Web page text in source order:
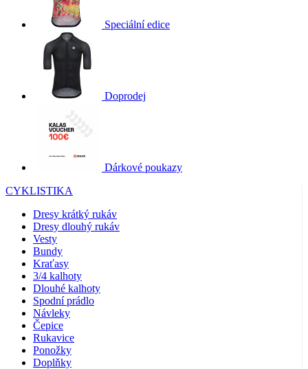
Speciální edice
Doprodej
Dárkové poukazy
CYKLISTIKA
Dresy krátký rukáv
Dresy dlouhý rukáv
Vesty
Bundy
Kraťasy
3/4 kalhoty
Dlouhé kalhoty
Spodní prádlo
Návleky
Čepice
Rukavice
Ponožky
Doplňky